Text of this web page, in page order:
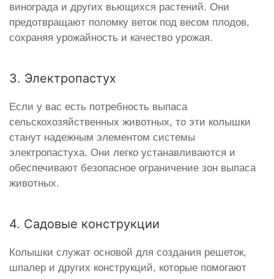
винограда и других вьющихся растений. Они
предотвращают поломку веток под весом плодов,
сохраняя урожайность и качество урожая.
3. Электропастух
Если у вас есть потребность выпаса
сельскохозяйственных животных, то эти колышки
станут надежным элементом системы
электропастуха. Они легко устанавливаются и
обеспечивают безопасное ограничение зон выпаса
животных.
4. Садовые конструкции
Колышки служат основой для создания решеток,
шпалер и других конструкций, которые помогают